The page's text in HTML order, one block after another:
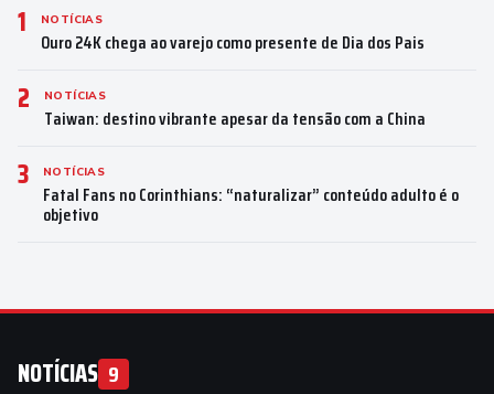
1 NOTÍCIAS
Ouro 24K chega ao varejo como presente de Dia dos Pais
2 NOTÍCIAS
Taiwan: destino vibrante apesar da tensão com a China
3 NOTÍCIAS
Fatal Fans no Corinthians: “naturalizar” conteúdo adulto é o
objetivo
NOTÍCIAS 9